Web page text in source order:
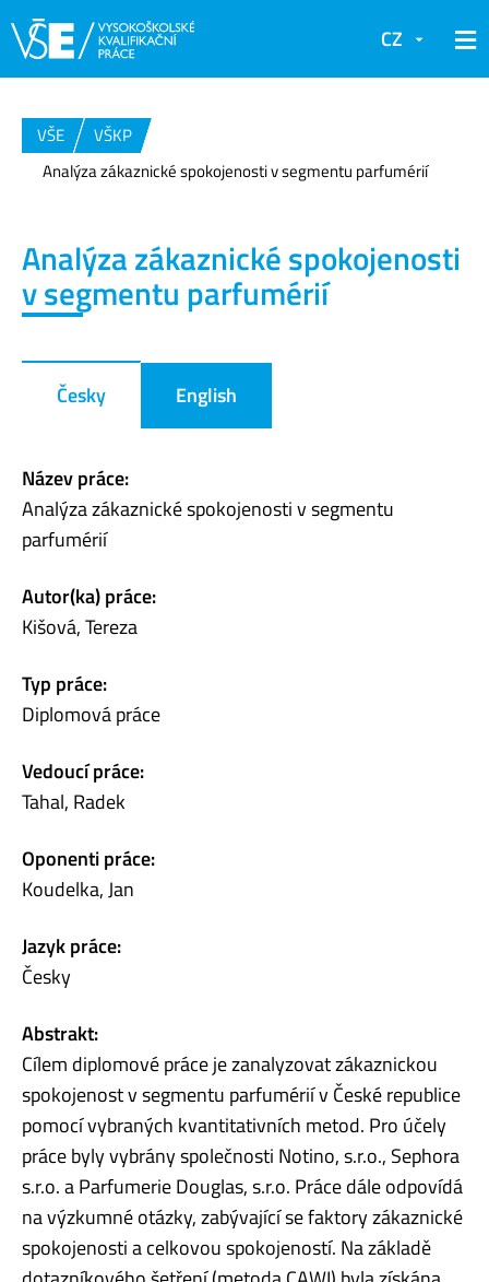
CZ
VŠE
VŠKP
Analýza zákaznické spokojenosti v segmentu parfumérií
Analýza zákaznické spokojenosti
v segmentu parfumérií
Česky English
Název práce:
Analýza zákaznické spokojenosti v segmentu
parfumérií
Autor(ka) práce:
Kišová, Tereza
Typ práce:
Diplomová práce
Vedoucí práce:
Tahal, Radek
Oponenti práce:
Koudelka, Jan
Jazyk práce:
Česky
Abstrakt:
Cílem diplomové práce je zanalyzovat zákaznickou
spokojenost v segmentu parfumérií v České republice
pomocí vybraných kvantitativních metod. Pro účely
práce byly vybrány společnosti Notino, s.r.o., Sephora
s.r.o. a Parfumerie Douglas, s.r.o. Práce dále odpovídá
na výzkumné otázky, zabývající se faktory zákaznické
spokojenosti a celkovou spokojeností. Na základě